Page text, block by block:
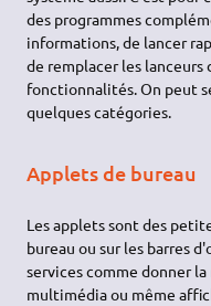
des programmes
informations, de lancer
de remplacer les lanceurs
fonctionnalités. On peut
quelques catégories.
Applets de bureau
Les applets sont des
bureau ou sur les barres
services comme donner
multimédia ou même